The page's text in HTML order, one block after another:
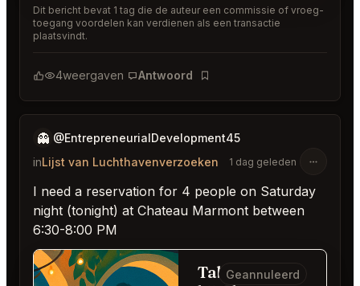
Dit bericht bevat 1 tag die de auteur een commissie of vroeg-
toegang voordelen kan verdienen als een transactie
plaatsvindt.
4weergaven Antwoord
Bladwijzer
👻 @EntrepreneurialDevelopment45
inLijst van Luchthavenverzoeken 1 dag geleden
I need a reservation for 4 people on Saturday
night (tonight) at Chateau Marmont between
6:30-8:00 PM
Table for 4
Geannuleerd